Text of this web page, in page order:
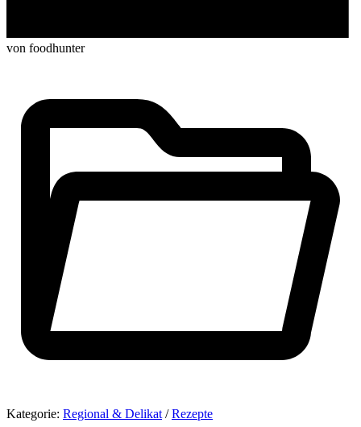
von foodhunter
Kategorie: Regional & Delikat/Rezepte